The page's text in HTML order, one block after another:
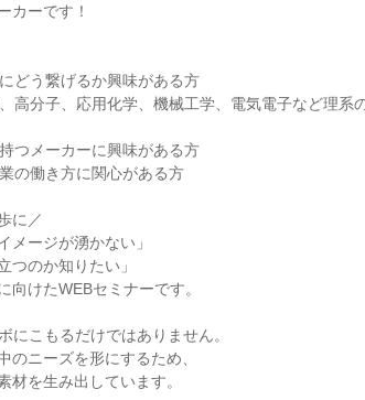
カーです！
どう繋げるか興味がある方
高分子、応用化学、機械工学、電気電子など理系
つメーカーに興味がある方
の働き方に関心がある方
に／
メージが湧かない」
つのか知りたい」
けたWEBセミナーです。
にこもるだけではありません。
のニーズを形にするため、
材を生み出しています。